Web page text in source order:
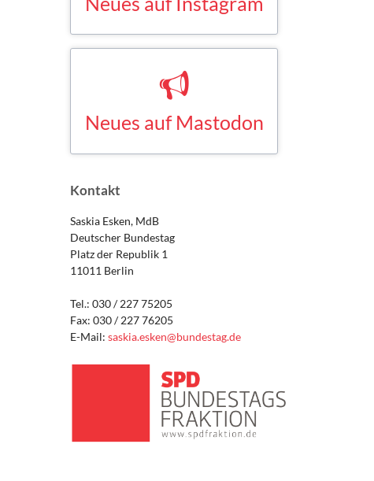
INSTAGRAM
Neues auf Mastodon
Saskia Esken bei Mastodon
MASTODON
Kontakt
Saskia Esken, MdB
Deutscher Bundestag
Platz der Republik 1
11011 Berlin
Tel.: 030 / 227 75205
Fax: 030 / 227 76205
E-Mail:saskia.esken@bundestag.de